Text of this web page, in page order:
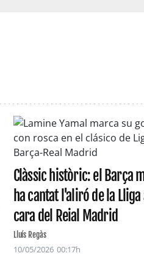
Clàssic històric: el Barça
ha cantat l'aliró de la Lliga
cara del Reial Madrid
Lluís Regàs
10/05/2026 00:17h